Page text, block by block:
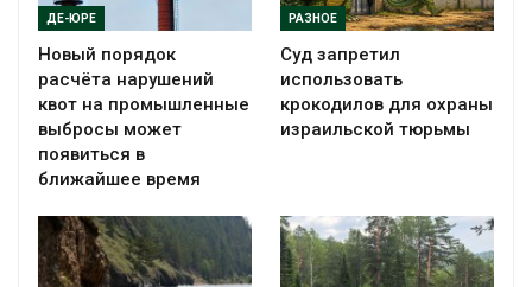
ДЕ-ЮРЕ
Новый порядок
расчёта нарушений
квот на промышленные
выбросы может
появиться в
ближайшее время
РАЗНОЕ
Суд запретил
использовать
крокодилов для охраны
израильской тюрьмы